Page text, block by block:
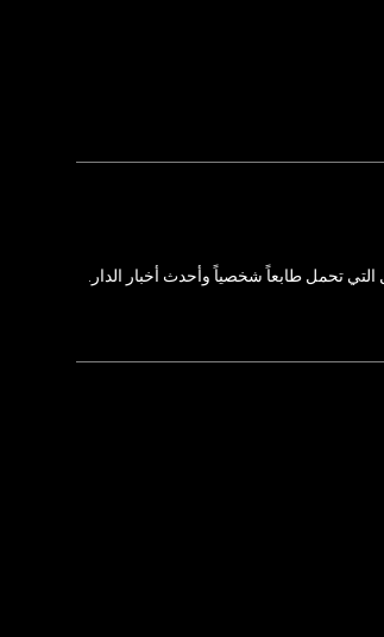
تحمل طابعاً شخصياً وأحدث أخبار الدار.